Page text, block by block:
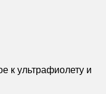
к ультрафиолету и